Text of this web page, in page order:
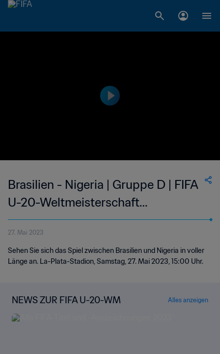
Brasilien - Nigeria | Gruppe D | FIFA
U-20-Weltmeisterschaft
Argentinien 2023™ | Spiel in voller
Länge
27. Mai 2023
Sehen Sie sich das Spiel zwischen Brasilien und Nigeria in voller
Länge an. La-Plata-Stadion, Samstag, 27. Mai 2023, 15:00 Uhr.
NEWS ZUR FIFA U-20-WM Alles anzeigen